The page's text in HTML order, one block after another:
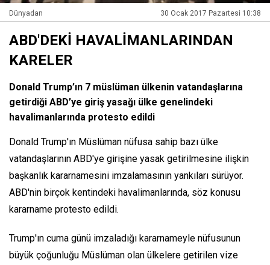
Dünyadan 30 Ocak 2017 Pazartesi 10:38
ABD'DEKİ HAVALİMANLARINDAN
KARELER
Donald Trump’ın 7 müslüman ülkenin vatandaşlarına
getirdiği ABD’ye giriş yasağı ülke genelindeki
havalimanlarında protesto edildi
Donald Trump'ın Müslüman nüfusa sahip bazı ülke
vatandaşlarının ABD'ye girişine yasak getirilmesine ilişkin
başkanlık kararnamesini imzalamasının yankıları sürüyor.
ABD'nin birçok kentindeki havalimanlarında, söz konusu
kararname protesto edildi.
Trump'ın cuma günü imzaladığı kararnameyle nüfusunun
büyük çoğunluğu Müslüman olan ülkelere getirilen vize